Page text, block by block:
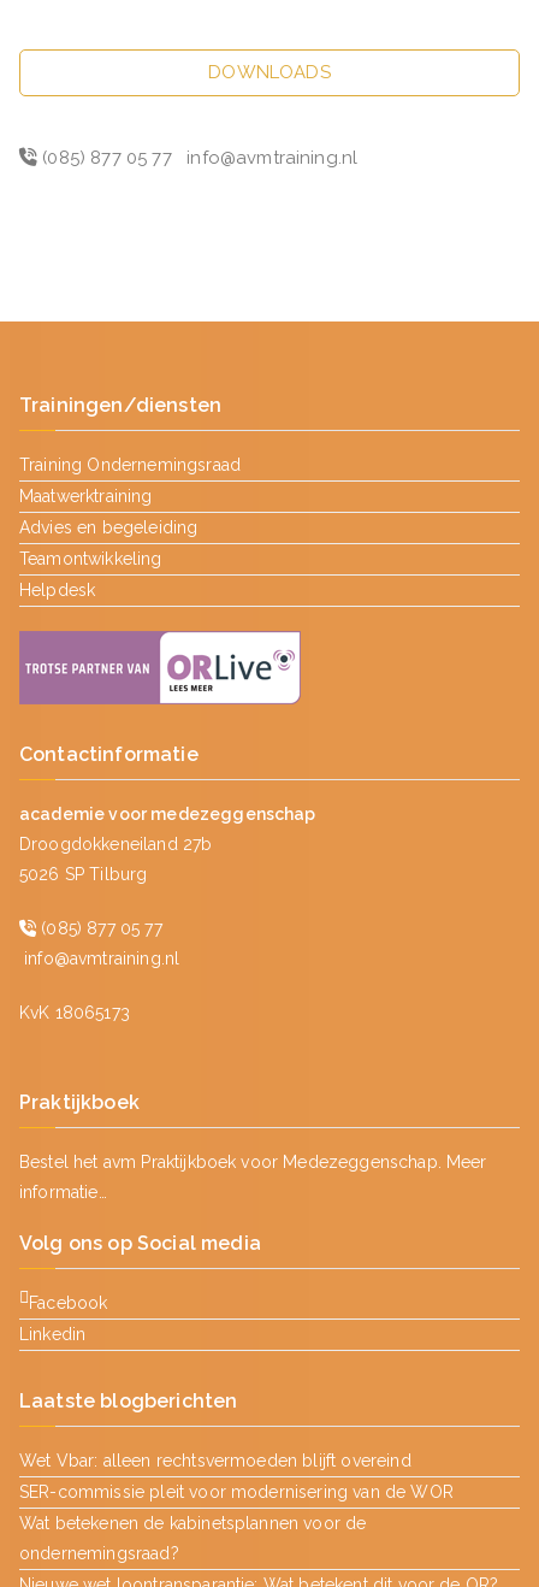
DOWNLOADS
(085) 877 05 77 info@avmtraining.nl
Trainingen/diensten
Training Ondernemingsraad
Maatwerktraining
Advies en begeleiding
Teamontwikkeling
Helpdesk
Contactinformatie
academie voor medezeggenschap
Droogdokkeneiland 27b
5026 SP Tilburg
(085) 877 05 77
info@avmtraining.nl
KvK 18065173
Praktijkboek
Bestel het avm Praktijkboek voor Medezeggenschap.
Meer
informatie…
Volg ons op Social media
Facebook
Linkedin
Laatste blogberichten
Wet Vbar: alleen rechtsvermoeden blijft overeind
SER-commissie pleit voor modernisering van de WOR
Wat betekenen de kabinetsplannen voor de
ondernemingsraad?